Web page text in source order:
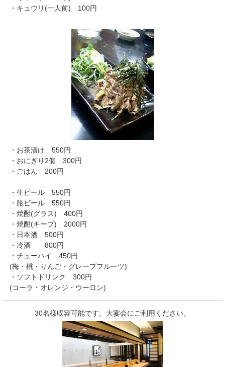
・キュウリ(一人前) 100円
・お茶漬け 550円
・おにぎり2個 300円
・ごはん 200円
・生ビール 550円
・瓶ビール 550円
・焼酎(グラス) 400円
・焼酎(キープ) 2000円
・日本酒 500円
・冷酒 800円
・チューハイ 450円
(梅・桃・りんご・グレープフルーツ)
・ソフトドリンク 300円
(コーラ・オレンジ・ウーロン)
30名様収容可能です。大宴会にご利用ください。